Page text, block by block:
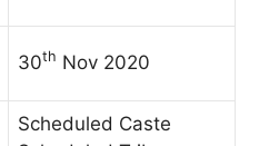
30th Nov 2020
Scheduled Caste